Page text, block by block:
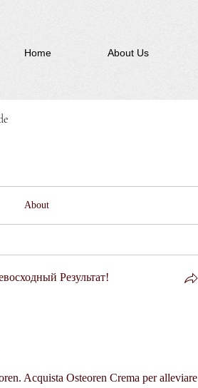
Home About Us
About
Результат!
Acquista Osteoren Crema per alleviare